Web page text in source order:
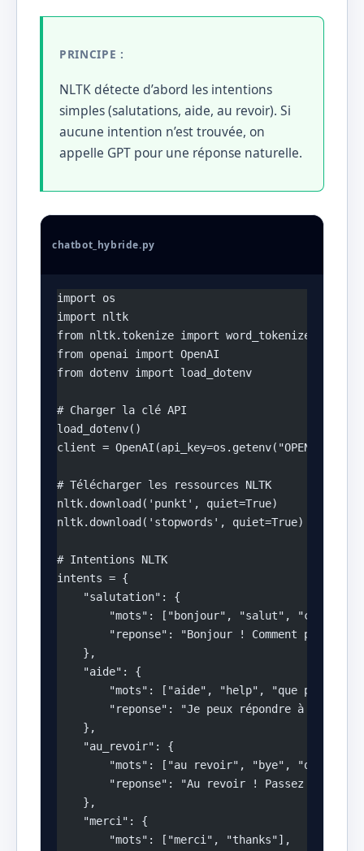
PRINCIPE :
NLTK détecte d’abord les intentions
simples (salutations, aide, au revoir). Si
aucune intention n’est trouvée, on
appelle GPT pour une réponse naturelle.
chatbot_hybride.py
import os
import nltk
from nltk.tokenize import word_tokenize
from openai import OpenAI
from dotenv import load_dotenv
# Charger la clé API
load_dotenv()
client =
# Télécharger les ressources NLTK
nltk.download('punkt', quiet=True)
nltk.download('stopwords', quiet=True)
# Intentions NLTK
intents = {
    "salutation": {
"mots": ["bonjour", "salut", "coucou",
"reponse": "Bonjour ! Comment puis-je
    },
    "aide": {
"mots": ["aide", "help", "que peux-tu
"reponse": "Je peux répondre à vos
    },
    "au_revoir": {
"mots": ["au revoir", "bye", "quit",
"reponse": "Au revoir ! Passez une
    },
    "merci": {
        "mots": ["merci", "thanks"],